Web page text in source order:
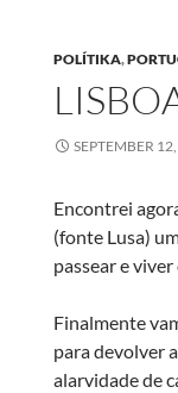
POLÍTIKA,
SEPTEMBER
Encontrei
(fonte Lusa)
passear e viver
Finalmente
para devolver
alarvidade de